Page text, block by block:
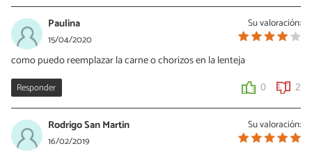
Su valoración:
Paulina
15/04/2020
como puedo reemplazar la carne o chorizos en la lenteja
Responder 0 2
Su valoración:
Rodrigo San Martin
16/02/2019